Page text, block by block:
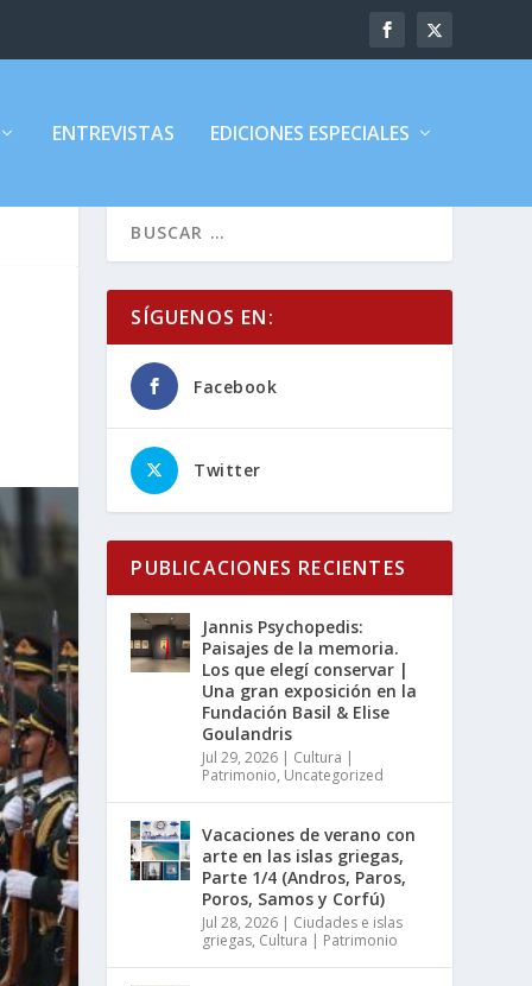
ENTREVISTAS EDICIONES ESPECIALES
SÍGUENOS EN:
Facebook
Twitter
PUBLICACIONES RECIENTES
Jannis Psychopedis:
Paisajes de la memoria.
Los que elegí conservar |
Una gran exposición en la
Fundación Basil & Elise
Goulandris
Jul 29, 2026 | Cultura |
Patrimonio, Uncategorized
Vacaciones de verano con
arte en las islas griegas,
Parte 1/4 (Andros, Paros,
Poros, Samos y Corfú)
Jul 28, 2026 | Ciudades e islas
griegas, Cultura | Patrimonio